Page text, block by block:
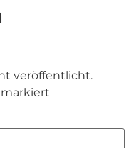
veröffentlicht.
markiert